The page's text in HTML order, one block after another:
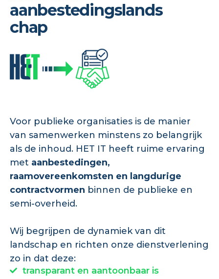
aanbestedingslands
chap
Voor publieke organisaties is de manier
van samenwerken minstens zo belangrijk
als de inhoud. HET IT heeft ruime ervaring
met aanbestedingen,
raamovereenkomsten en langdurige
contractvormen binnen de publieke en
semi-overheid.
Wij begrijpen de dynamiek van dit
landschap en richten onze dienstverlening
zo in dat deze:
transparant en aantoonbaar is